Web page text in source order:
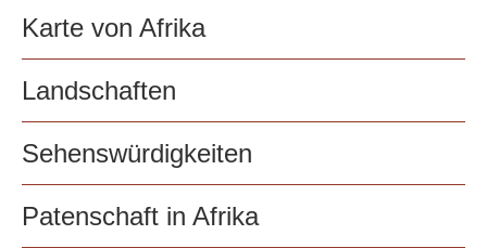
Karte von Afrika
Landschaften
Sehenswürdigkeiten
Patenschaft in Afrika